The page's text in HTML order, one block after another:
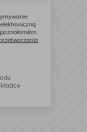
em
przetwarzania